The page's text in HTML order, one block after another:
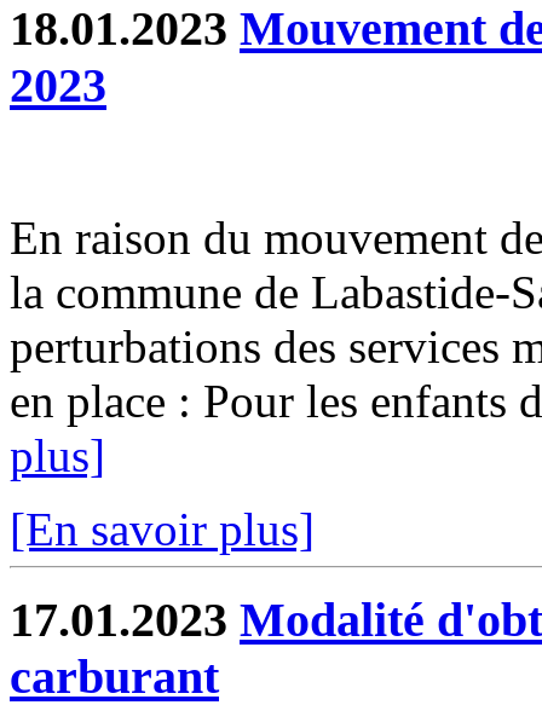
18.01.2023 Mouvement
2023
En raison du mouvement
la commune de Labastide-
perturbations des services
en place : Pour les enfants
plus]
[En savoir plus]
17.01.2023 Modalité
carburant